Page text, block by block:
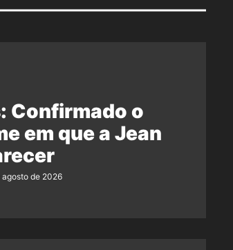
Confirmado o
em que a Jean
agosto de 2026